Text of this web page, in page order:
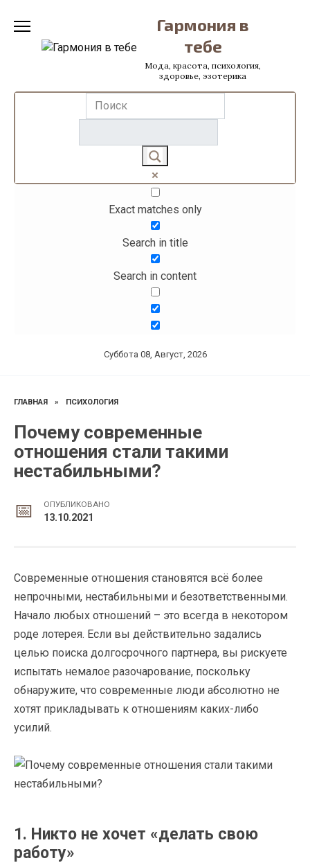
содержанию
Гармония в
тебе
Мода, красота, психология,
здоровье, эзотерика
Exact matches only
Search in title
Search in content
Суббота 08, Август, 2026
ГЛАВНАЯ » ПСИХОЛОГИЯ
Почему современные
отношения стали такими
нестабильными?
ОПУБЛИКОВАНО
13.10.2021
Современные отношения становятся всё более
непрочными, нестабильными и безответственными.
Начало любых отношений – это всегда в некотором
роде лотерея. Если вы действительно задались
целью поиска долгосрочного партнера, вы рискуете
испытать немалое разочарование, поскольку
обнаружите, что современные люди абсолютно не
хотят прикладывать к отношениям каких-либо
усилий.
1. Никто не хочет «делать свою
работу»